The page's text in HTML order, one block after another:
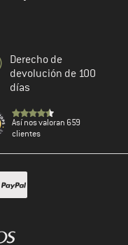
Derecho de
devolución de 100
días
Así nos valoran 659
clientes